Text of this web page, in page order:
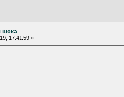
шека
17:41:59 »